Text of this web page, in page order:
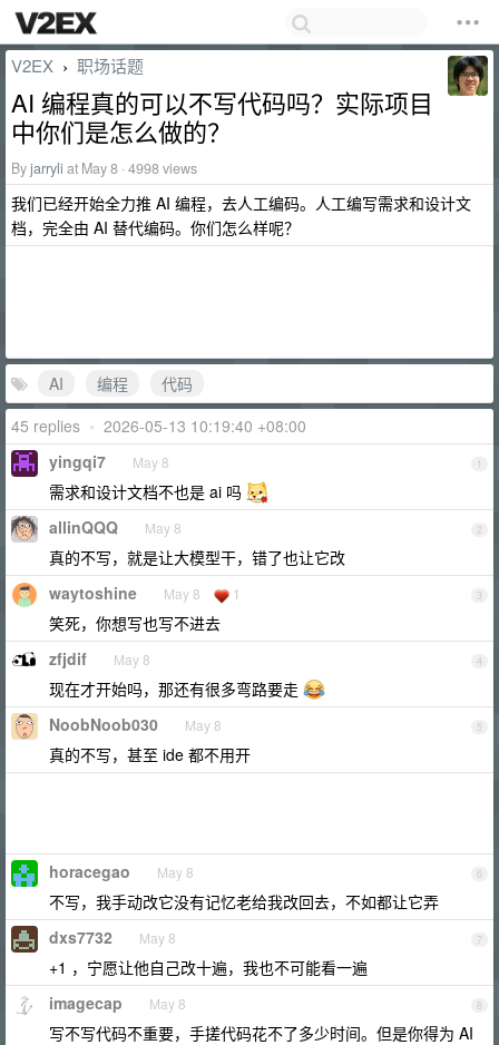
V2EX › 职场话题
AI 编程真的可以不写代码吗？实际项目
中你们是怎么做的？
Byjarryli at May 8 · 4998 views
我们已经开始全力推 AI 编程，去人工编码。人工编写需求和设计文
档，完全由 AI 替代编码。你们怎么样呢？
AI 编程
代码
45 replies • 2026-05-13 10:19:40 +08:00
1
yingqi7 May 8
需求和设计文档不也是 ai 吗
2
allinQQQ May 8
真的不写，就是让大模型干，错了也让它改
3
waytoshine May 8 1
笑死，你想写也写不进去
4
zfjdif May 8
现在才开始吗，那还有很多弯路要走
5
NoobNoob030 May 8
真的不写，甚至 ide 都不用开
6
horacegao May 8
不写，我手动改它没有记忆老给我改回去，不如都让它弄
7
dxs7732 May 8
+1 ，宁愿让他自己改十遍，我也不可能看一遍
8
imagecap May 8
写不写代码不重要，手搓代码花不了多少时间。但是你得为 AI